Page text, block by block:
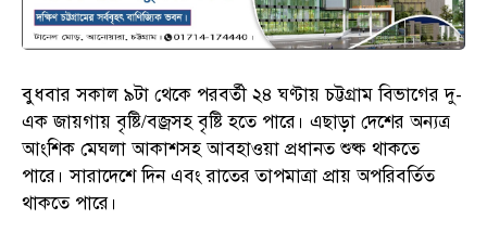
বুধবার সকাল ৯টা থেকে পরবর্তী ২৪ ঘণ্টায় চট্টগ্রাম বিভাগের দু-
এক জায়গায় বৃষ্টি/বজ্রসহ বৃষ্টি হতে পারে। এছাড়া দেশের অন্যত্র
আংশিক মেঘলা আকাশসহ আবহাওয়া প্রধানত শুষ্ক থাকতে
পারে। সারাদেশে দিন এবং রাতের তাপমাত্রা প্রায় অপরিবর্তিত
থাকতে পারে।